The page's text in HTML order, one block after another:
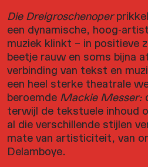
Die Dreigroschenoper
een dynamische, hoog-
muziek klinkt – in positieve
beetje rauw en soms bijna
verbinding van tekst en
een heel sterke theatrale
beroemde Mackie Messer:
terwijl de tekstuele inhoud
al die verschillende stijlen
mate van artisticiteit, van
Delamboye.